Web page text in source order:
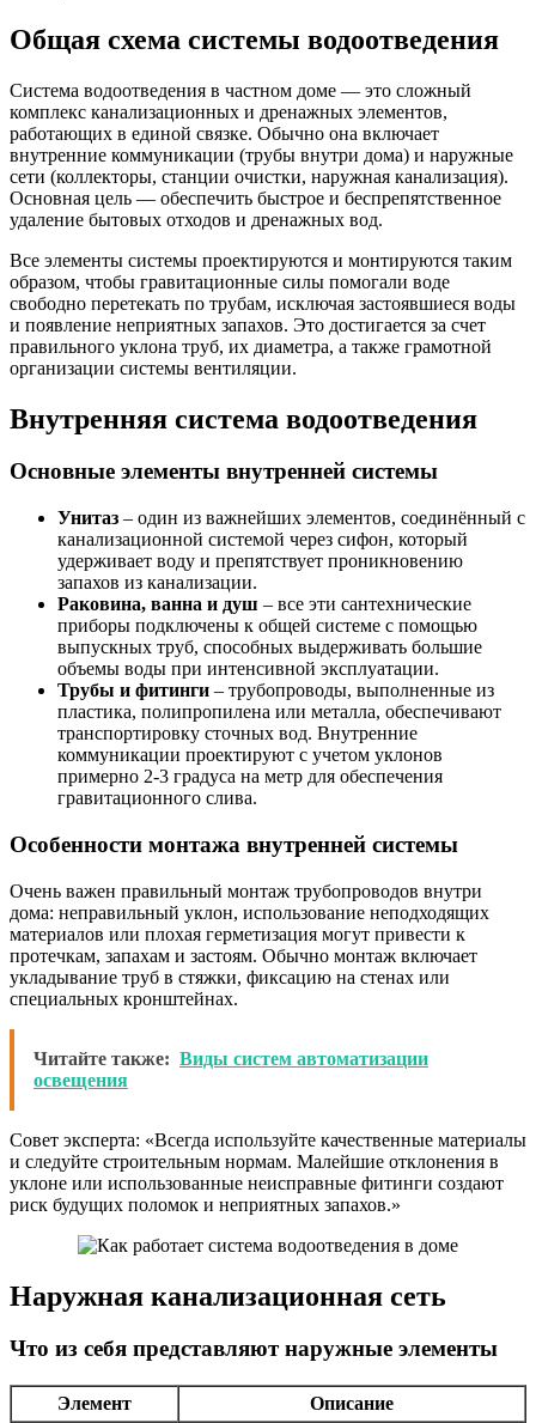
Общая схема системы водоотведения
Система водоотведения в частном доме — это сложный
комплекс канализационных и дренажных элементов,
работающих в единой связке. Обычно она включает
внутренние коммуникации (трубы внутри дома) и наружные
сети (коллекторы, станции очистки, наружная канализация).
Основная цель — обеспечить быстрое и беспрепятственное
удаление бытовых отходов и дренажных вод.
Все элементы системы проектируются и монтируются таким
образом, чтобы гравитационные силы помогали воде
свободно перетекать по трубам, исключая застоявшиеся воды
и появление неприятных запахов. Это достигается за счет
правильного уклона труб, их диаметра, а также грамотной
организации системы вентиляции.
Внутренняя система водоотведения
Основные элементы внутренней системы
Унитаз – один из важнейших элементов, соединённый с
канализационной системой через сифон, который
удерживает воду и препятствует проникновению
запахов из канализации.
Раковина, ванна и душ – все эти сантехнические
приборы подключены к общей системе с помощью
выпускных труб, способных выдерживать большие
объемы воды при интенсивной эксплуатации.
Трубы и фитинги – трубопроводы, выполненные из
пластика, полипропилена или металла, обеспечивают
транспортировку сточных вод. Внутренние
коммуникации проектируют с учетом уклонов
примерно 2-3 градуса на метр для обеспечения
гравитационного слива.
Особенности монтажа внутренней системы
Очень важен правильный монтаж трубопроводов внутри
дома: неправильный уклон, использование неподходящих
материалов или плохая герметизация могут привести к
протечкам, запахам и застоям. Обычно монтаж включает
укладывание труб в стяжки, фиксацию на стенах или
специальных кронштейнах.
Читайте также: Виды систем автоматизации
освещения
Совет эксперта: «Всегда используйте качественные материалы
и следуйте строительным нормам. Малейшие отклонения в
уклоне или использованные неисправные фитинги создают
риск будущих поломок и неприятных запахов.»
Наружная канализационная сеть
Что из себя представляют наружные элементы
Элемент Описание